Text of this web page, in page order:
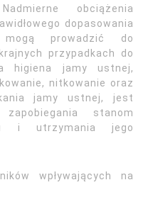
obciążenia
dopasowania
prowadzić do
przypadkach do
higiena jamy ustnej,
nitkowanie oraz
jamy ustnej, jest
stanom
i utrzymania jego
wpływających na